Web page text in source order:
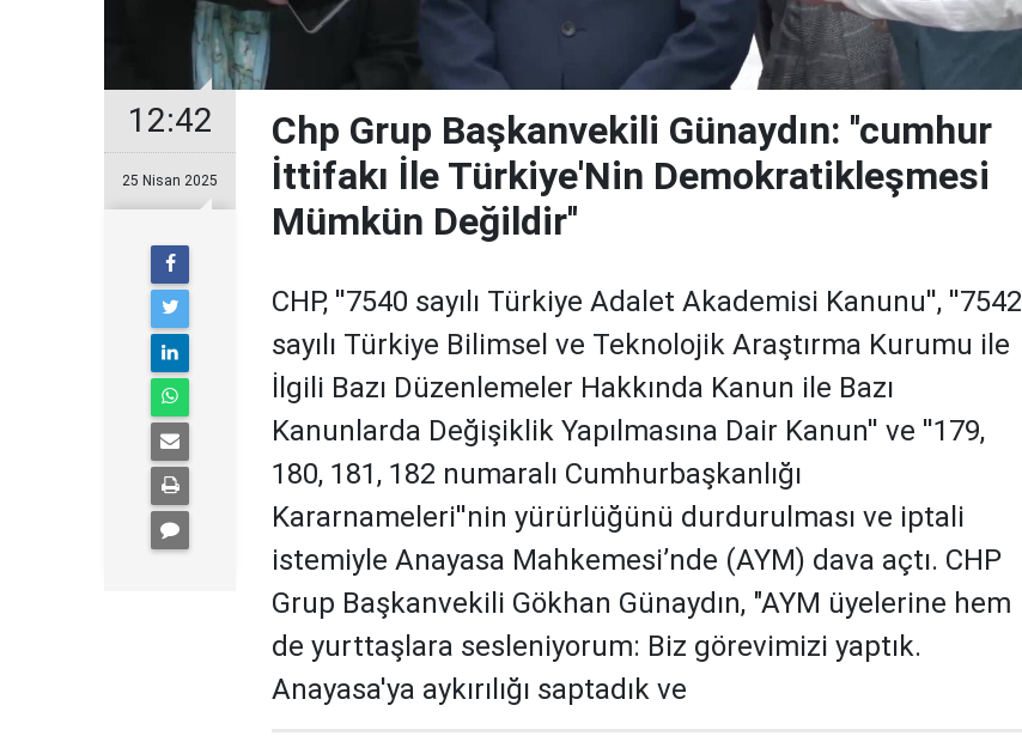
12:42
25 Nisan 2025
Chp Grup Başkanvekili Günaydın: ''cumhur
İttifakı İle Türkiye'Nin Demokratikleşmesi
Mümkün Değildir''
CHP, ''7540 sayılı Türkiye Adalet Akademisi Kanunu'', ''7542
sayılı Türkiye Bilimsel ve Teknolojik Araştırma Kurumu ile
İlgili Bazı Düzenlemeler Hakkında Kanun ile Bazı
Kanunlarda Değişiklik Yapılmasına Dair Kanun'' ve ''179,
180, 181, 182 numaralı Cumhurbaşkanlığı
Kararnameleri''nin yürürlüğünü durdurulması ve iptali
istemiyle Anayasa Mahkemesi’nde (AYM) dava açtı. CHP
Grup Başkanvekili Gökhan Günaydın, "AYM üyelerine hem
de yurttaşlara sesleniyorum: Biz görevimizi yaptık.
Anayasa'ya aykırılığı saptadık ve